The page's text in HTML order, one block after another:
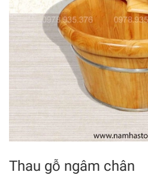
Thau gỗ ngâm chân